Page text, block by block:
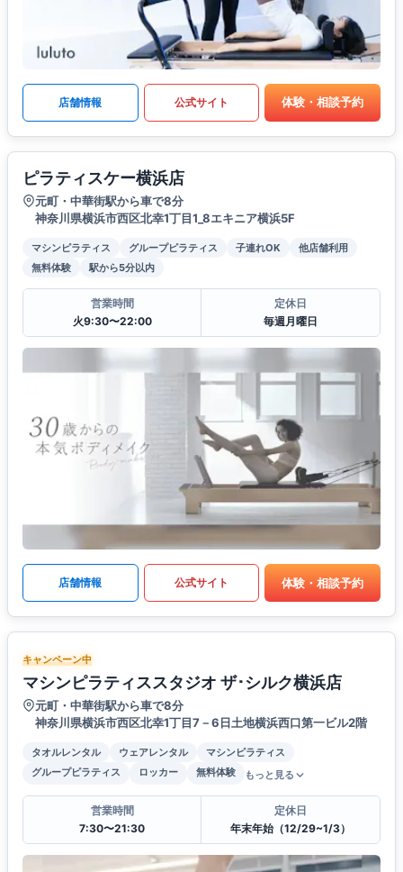
店舗情報 公式サイト 体験・相談予約
ピラティスケー横浜店
元町・中華街駅から車で8分
神奈川県横浜市西区北幸1丁目1_8エキニア横浜5F
マシンピラティス グループピラティス 子連れOK
他店舗利用
無料体験
駅から5分以内
営業時間
火9:30〜22:00
定休日
毎週月曜日
店舗情報 公式サイト 体験・相談予約
キャンペーン中
マシンピラティススタジオ ザ･シルク横浜店
元町・中華街駅から車で8分
神奈川県横浜市西区北幸1丁目7－6日土地横浜西口第一ビル2階
タオルレンタル ウェアレンタル
マシンピラティス
グループピラティス
ロッカー 無料体験 もっと見る
営業時間
7:30〜21:30
定休日
年末年始（12/29~1/3）